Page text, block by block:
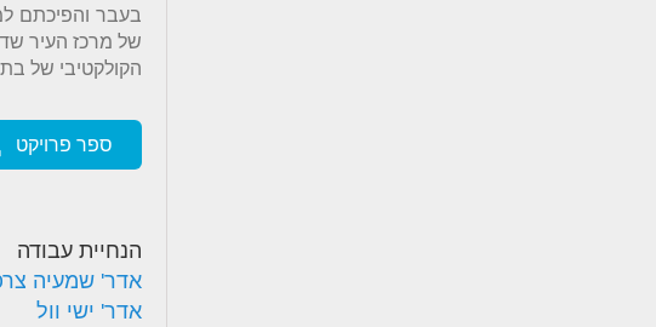
בעבר והפיכתם
של מרכז העיר
הקולקטיבי של
ספר פרויקט
הנחיית עבודה
אדר' שמעיה
אדר' ישי וול